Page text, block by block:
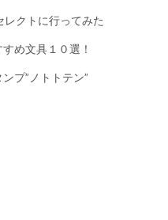
レクトに行ってみた
め文具１０選！
プ”ノトトテン”